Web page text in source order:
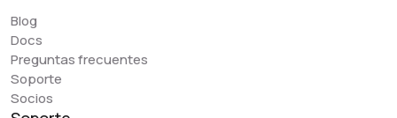
Blog
Docs
Preguntas frecuentes
Soporte
Socios